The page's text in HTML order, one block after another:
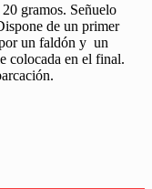
20 gramos. Señuelo
de un primer
un faldón y un
colocada en el final.